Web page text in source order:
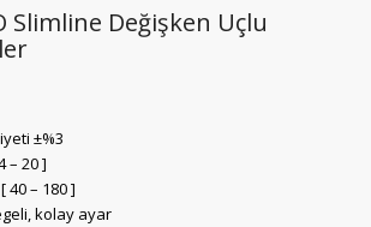
Slimline Değişken Uçlu
±%3
– 20 ]
40 – 180 ]
kolay ayar